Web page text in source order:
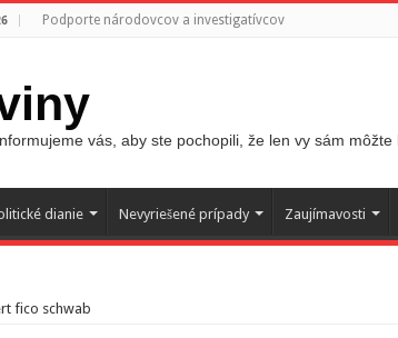
Podporte národovcov a investigatívcov
vás, aby ste pochopili, že len vy sám
dianie Nevyriešené prípady Zaujímavosti
fico schwab